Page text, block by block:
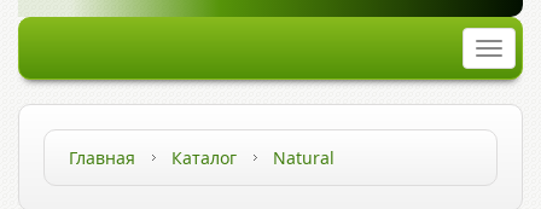
Главная Каталог Natural